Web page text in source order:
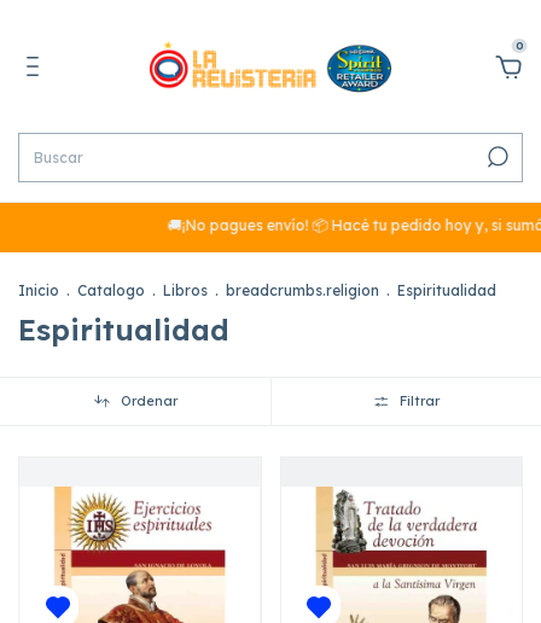
0
🚚¡No pagues envío! 📦 Hacé tu pedido hoy y, si sumás más
Inicio . Catalogo . Libros . breadcrumbs.religion . Espiritualidad
Espiritualidad
Ordenar Filtrar